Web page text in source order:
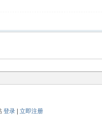
登录| 立即注册